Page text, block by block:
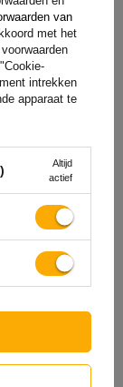
klacht zo
hoeft te doen
in te
onze
van
van
met het
intrekken
apparaat te
Altijd
actief